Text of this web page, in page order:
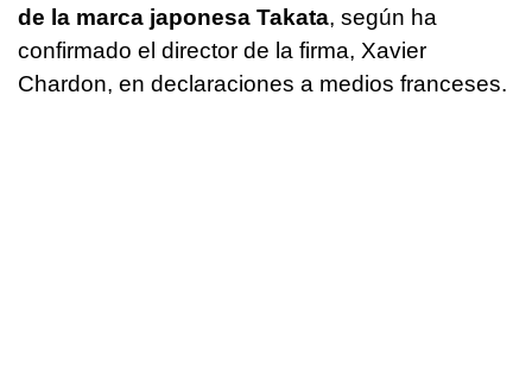
de la marca japonesa Takata, según ha
confirmado el director de la firma, Xavier
Chardon, en declaraciones a medios franceses.